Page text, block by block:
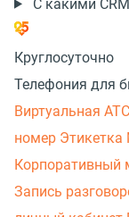
С какими
Круглосуточно
Телефония для
Виртуальная АТС
номер Этикетка
Корпоративный
Запись